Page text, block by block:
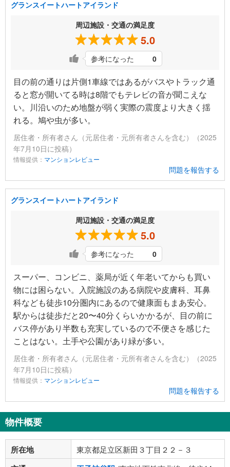
グランスイートハートアイランド
周辺施設・交通の満足度
5.0
参考になった 0
目の前の通りは片側1車線ではあるがバスやトラック通
ると窓が開いてる時は8階でもテレビの音が聞こえな
い。川沿いのため地盤が弱く実際の震度より大きく揺
れる。鳩や虫が多い。
居住者・所有者さん（元居住者・元所有者さんを含む）（2025
年7月10日に投稿）
情報提供： マンションレビュー
問題を報告する
グランスイートハートアイランド
周辺施設・交通の満足度
5.0
参考になった 0
スーパー、コンビニ、薬局が近く年老いてからも買い
物には困らない。入院施設のある病院や皮膚科、耳鼻
科なども徒歩10分圏内にあるので健康面もまあ安心。
駅からは徒歩だと20〜40分くらいかかるが、目の前に
バス停があり半数も充実しているので不便さを感じた
ことはない。土手や公園があり緑が多い。
居住者・所有者さん（元居住者・元所有者さんを含む）（2025
年7月10日に投稿）
情報提供： マンションレビュー
問題を報告する
物件概要
所在地 東京都足立区新田３丁目２２－３